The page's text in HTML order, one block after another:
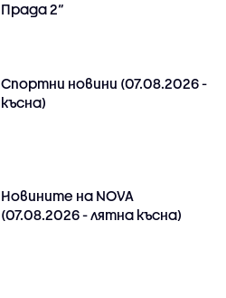
Прада 2“
Спортни новини (07.08.2026 -
късна)
Новините на NOVA
(07.08.2026 - лятна късна)